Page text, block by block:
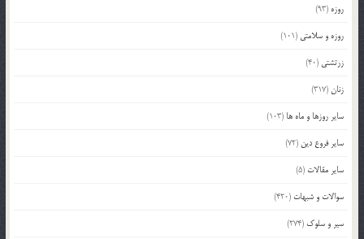
روزه (93)
روزه و سلامتی (101)
زرتشتی (40)
زنان(317)
سایر روزها و ماه ها (103)
سایر فروع دین (72)
سایر مقالات (5)
سوالات و شبهات (420)
سیر و سلوک (274)